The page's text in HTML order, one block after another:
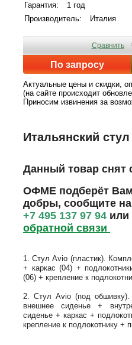
Гарантия:
1 год
Производитель:
Италия
По запросу
Сравнить
Актуальные цены и скидки,
(на сайте происходит
Приносим извинения за
Итальянский
Данный товар снят
ОФМЕ подберёт Вам
добры, сообщите
+7 495 137 97 94 или
обратной связи
1. Стул Avio (пластик).
+ каркас (04) +
(06) + крепление к
2. Стул Avio (под обшивку).
внешнее сиденье +
сиденье + каркас +
крепление к подлокотнику +